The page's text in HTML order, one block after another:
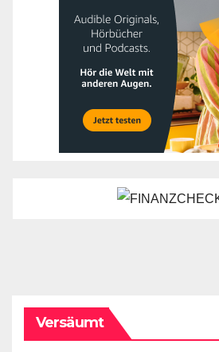
Versäumt